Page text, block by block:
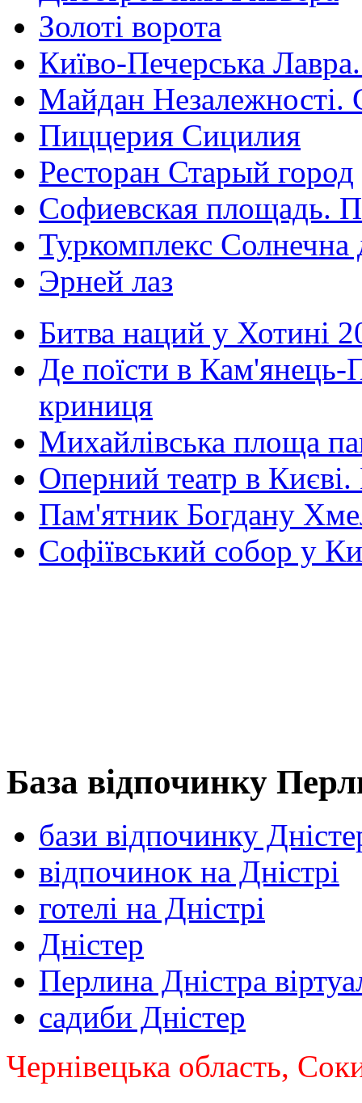
Золоті ворота
Київо-Печерська
Майдан Незалежності.
Пиццерия Сицилия
Ресторан Старый город
Софиевская площадь.
Туркомплекс Солнечна
Эрней лаз
Битва наций у Хотині
Де поїсти в Кам'янець-
криниця
Михайлівська площа
Оперний театр в
Пам'ятник Богдану
Софіївський собор у
База відпочинку
бази відпочинку
відпочинок на Дністрі
готелі на Дністрі
Дністер
Перлина Дністра
садиби Дністер
Чернівецька область,